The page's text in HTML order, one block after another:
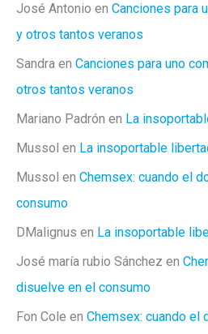
José Antonio en Canciones para
y otros tantos veranos
Sandra en Canciones para uno
otros tantos veranos
Mariano Padrón en La
Mussol en La insoportable
Mussol en Chemsex: cuando el
consumo
DMalignus en La insoportable
José maría rubio Sánchez en
disuelve en el consumo
Fon Cole en Chemsex: cuando el